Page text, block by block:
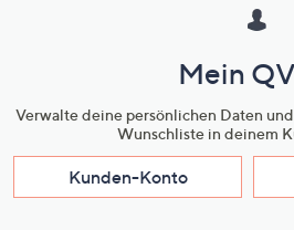
Mein
Verwalte deine persönlichen Daten
Wunschliste in deinem
Kunden-Konto